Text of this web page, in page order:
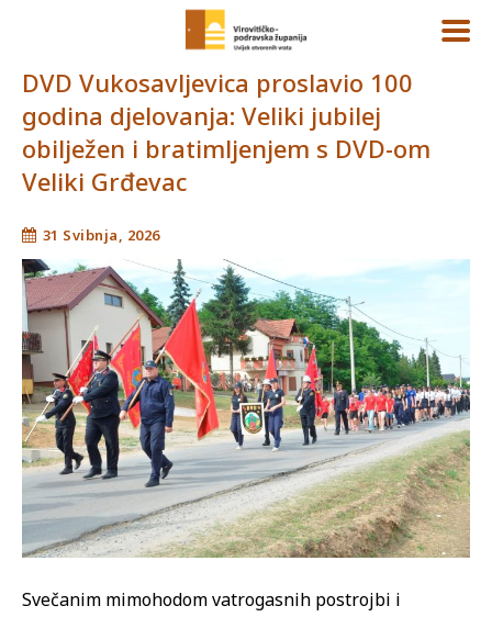
DVD Vukosavljevica proslavio 100
godina djelovanja: Veliki jubilej
obilježen i bratimljenjem s DVD-om
Veliki Grđevac
31 Svibnja, 2026
Svečanim mimohodom vatrogasnih postrojbi i